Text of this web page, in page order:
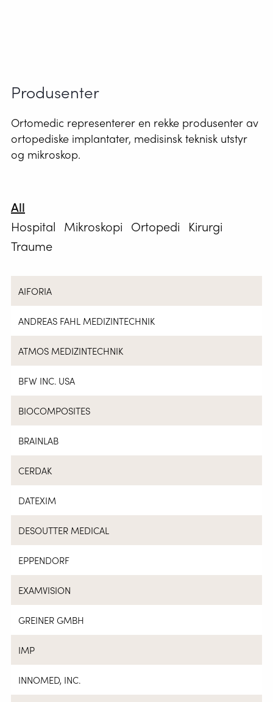
Produsenter
Ortomedic representerer en rekke produsenter av
ortopediske implantater, medisinsk teknisk utstyr
og mikroskop.
All
Hospital Mikroskopi Ortopedi Kirurgi
Traume
AIFORIA
ANDREAS FAHL MEDIZINTECHNIK
ATMOS MEDIZINTECHNIK
BFW INC. USA
BIOCOMPOSITES
BRAINLAB
CERDAK
DATEXIM
DESOUTTER MEDICAL
EPPENDORF
EXAMVISION
GREINER GMBH
IMP
INNOMED, INC.